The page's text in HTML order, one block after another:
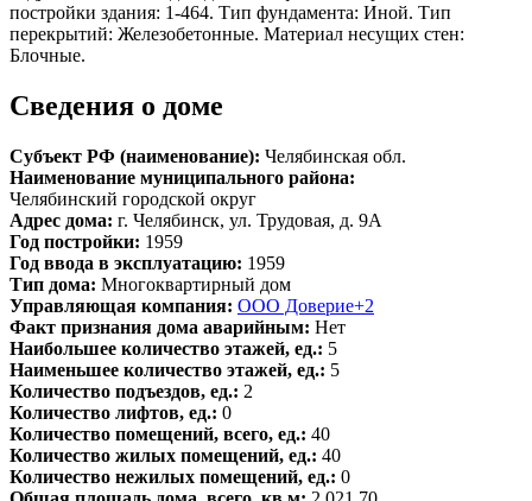
постройки здания: 1-464. Тип фундамента: Иной. Тип
перекрытий: Железобетонные. Материал несущих стен:
Блочные.
Сведения о доме
Субъект РФ (наименование): Челябинская обл.
Наименование муниципального района:
Челябинский городской округ
Адрес дома: г. Челябинск, ул. Трудовая, д. 9А
Год постройки: 1959
Год ввода в эксплуатацию: 1959
Тип дома: Многоквартирный дом
Управляющая компания: ООО Доверие+2
Факт признания дома аварийным: Нет
Наибольшее количество этажей, ед.: 5
Наименьшее количество этажей, ед.: 5
Количество подъездов, ед.: 2
Количество лифтов, ед.: 0
Количество помещений, всего, ед.: 40
Количество жилых помещений, ед.: 40
Количество нежилых помещений, ед.: 0